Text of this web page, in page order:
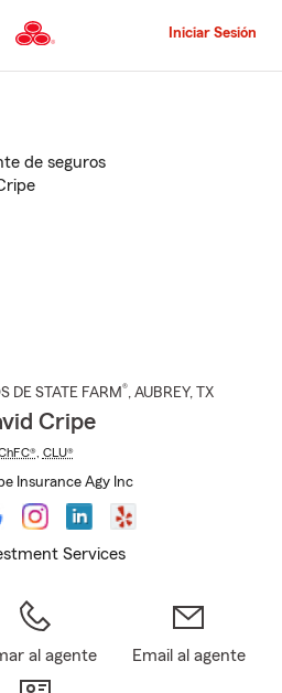
al
principal
Iniciar Sesión
DE STATE FARM®, AUBREY, TX
Cripe
, CLU®
Insurance Agy Inc
Services
al agente Email al agente